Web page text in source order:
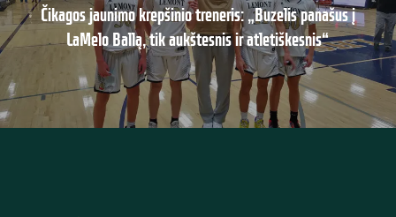
Čikagos jaunimo krepšinio treneris: „Buzelis panašus į
LaMelo Ballą, tik aukštesnis ir atletiškesnis“